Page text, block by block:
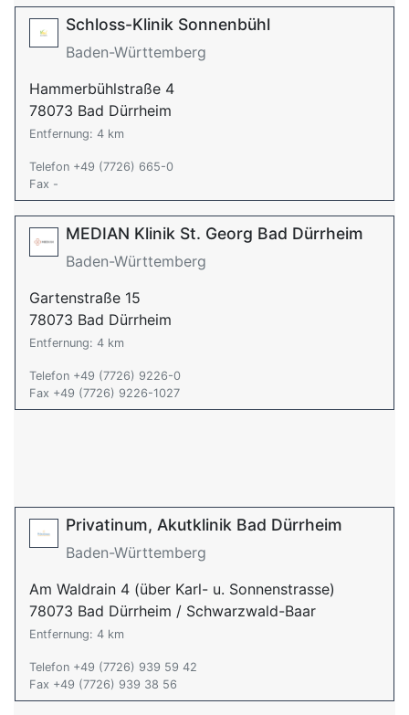
Schloss-Klinik Sonnenbühl
Baden-Württemberg
Hammerbühlstraße 4
78073 Bad Dürrheim
Entfernung: 4 km
Telefon +49 (7726) 665-0
Fax -
MEDIAN Klinik St. Georg Bad Dürrheim
Baden-Württemberg
Gartenstraße 15
78073 Bad Dürrheim
Entfernung: 4 km
Telefon +49 (7726) 9226-0
Fax +49 (7726) 9226-1027
Privatinum, Akutklinik Bad Dürrheim
Baden-Württemberg
Am Waldrain 4 (über Karl- u. Sonnenstrasse)
78073 Bad Dürrheim / Schwarzwald-Baar
Entfernung: 4 km
Telefon +49 (7726) 939 59 42
Fax +49 (7726) 939 38 56